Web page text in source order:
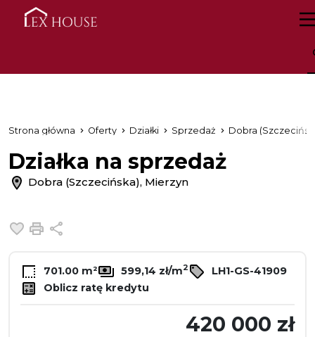
Strona główna Oferty Działki Sprzedaż Dobra
Działka na sprzedaż
Dobra (Szczecińska), Mierzyn
Dodaj do ulubionych
Drukuj
701.00 m² 599,14 zł/m2
LH1-GS-41909
Oblicz ratę kredytu
420 000 zł